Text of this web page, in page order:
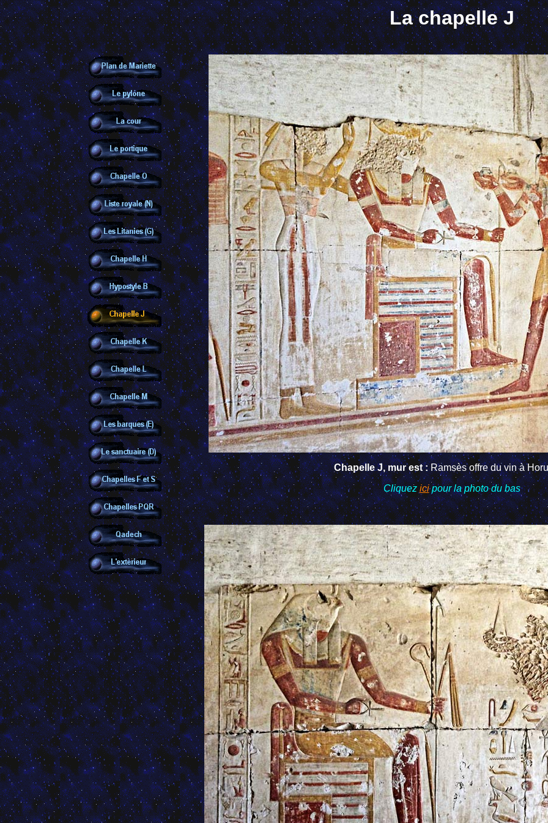
La chapelle J
Chapelle J, mur est :Ramsès offre du vin à
Cliquezicipour la photo du bas